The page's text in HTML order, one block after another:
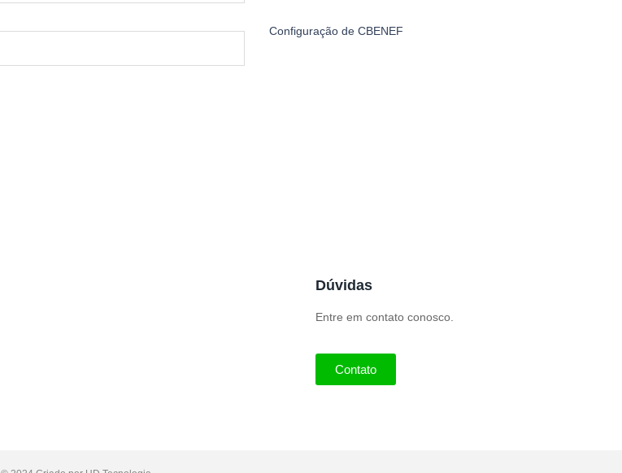
Configuração de CBENEF
Dúvidas
Entre em contato conosco.
Contato